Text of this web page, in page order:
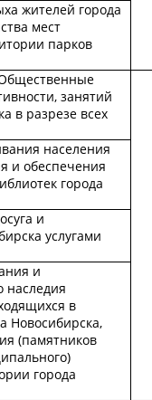
жителей города
мест
парков
занятий
в разрезе всех
населения
и обеспечения
города
и
услугами
и
наследия
в
Новосибирска,
(памятников
города